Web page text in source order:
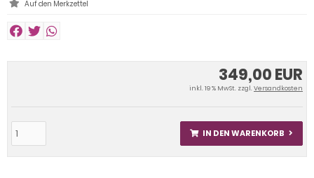
349,00 EUR
inkl. 19 % MwSt. zzgl.Versandkosten
IN DEN WARENKORB